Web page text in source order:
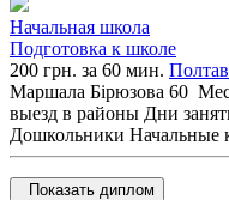
Начальная школа
Подготовка к школе
200 грн. за 60 мин.
Маршала Бірюзова 60
выезд в районы Дни
Дошкольники Начальные
Показать диплом